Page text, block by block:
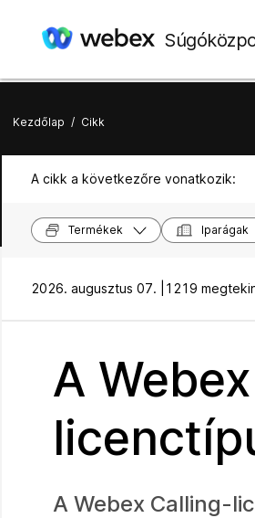
Kezdőlap / Cikk
A cikk a következőre vonatkozik:
Termékek Iparágak
2026. augusztus 07. | 1219
A
A Webex Calling-